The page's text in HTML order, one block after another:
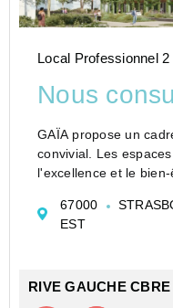
Local Professionnel
Nous
GAÏA propose un
convivial. Les
l'excellence et le
bénéficient d'une
67000
EST
RIVE GAUCHE CBRE